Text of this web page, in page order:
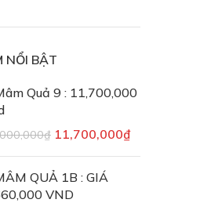
NỔI BẬT
Quả 9 : 11,700,000
₫ 11,700,000₫
QUẢ 1B : GIÁ
VND